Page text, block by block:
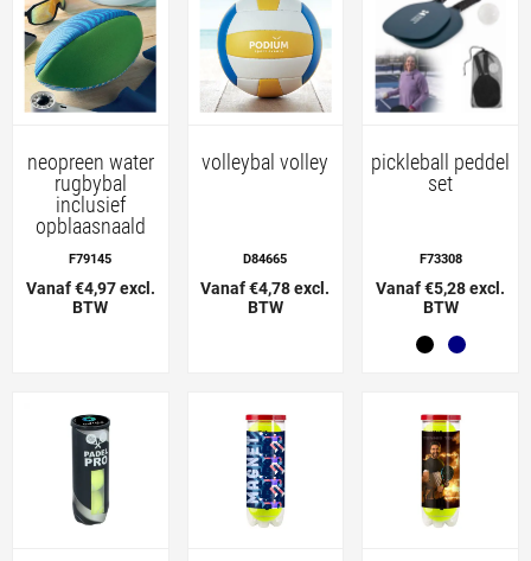
neopreen water
rugbybal
inclusief
opblaasnaald
F79145
Vanaf €4,97 excl.
BTW
volleybal volley
D84665
Vanaf €4,78 excl.
BTW
pickleball peddel
set
F73308
Vanaf €5,28 excl.
BTW